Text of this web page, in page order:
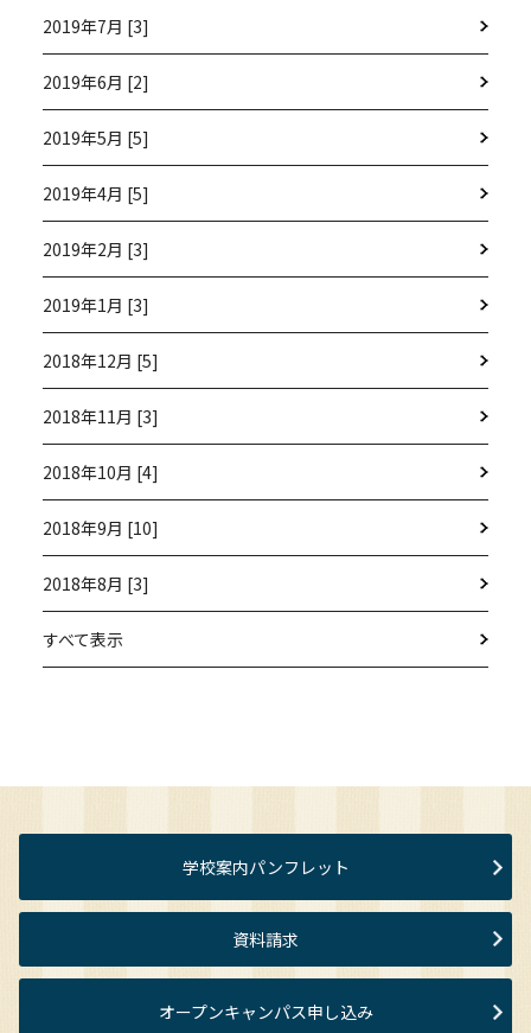
2019年7月 [3]
2019年6月 [2]
2019年5月 [5]
2019年4月 [5]
2019年2月 [3]
2019年1月 [3]
2018年12月 [5]
2018年11月 [3]
2018年10月 [4]
2018年9月 [10]
2018年8月 [3]
すべて表示
学校案内パンフレット
資料請求
オープンキャンパス申し込み